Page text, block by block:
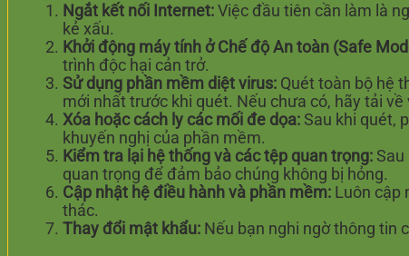
Ngắt kết nối Internet: Việc đầu tiên cần làm là
kẻ xấu.
Khởi động máy tính ở Chế độ An toàn (Safe
trình độc hại cản trở.
Sử dụng phần mềm diệt virus: Quét toàn bộ hệ
mới nhất trước khi quét. Nếu chưa có, hãy tải
Xóa hoặc cách ly các mối đe dọa: Sau khi quét,
khuyến nghị của phần mềm.
Kiểm tra lại hệ thống và các tệp quan trọng:
quan trọng để đảm bảo chúng không bị hỏng.
Cập nhật hệ điều hành và phần mềm: Luôn cập
thác.
Thay đổi mật khẩu: Nếu bạn nghi ngờ thông tin